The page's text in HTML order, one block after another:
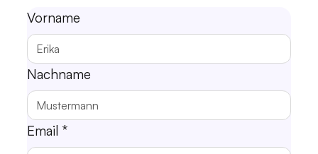
Vorname
Nachname
Email *